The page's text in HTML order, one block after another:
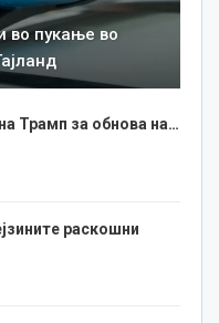
во пукање во
Трамп за обнова на…
раскошни